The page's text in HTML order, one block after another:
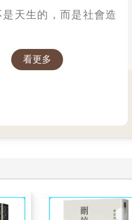
天生的，而是社會造
看更多